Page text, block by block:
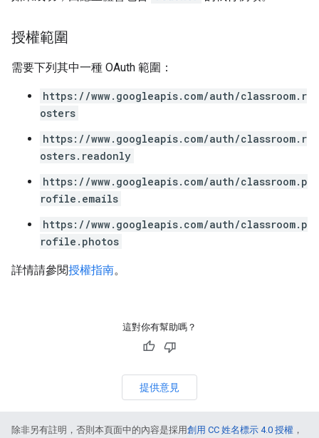
授權範圍
需要下列其中一種 OAuth 範圍：
https://www.googleapis.com/auth/classroom.r
osters
https://www.googleapis.com/auth/classroom.r
osters.readonly
https://www.googleapis.com/auth/classroom.p
rofile.emails
https://www.googleapis.com/auth/classroom.p
rofile.photos
詳情請參閱授權指南。
這對你有幫助嗎？
提供意見
除非另有註明，否則本頁面中的內容是採用創用 CC 姓名標示 4.0 授權 ，